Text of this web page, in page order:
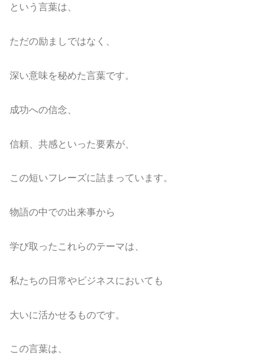
という言葉は、
ただの励ましではなく、
深い意味を秘めた言葉です。
成功への信念、
信頼、共感といった要素が、
この短いフレーズに詰まっています。
物語の中での出来事から
学び取ったこれらのテーマは、
私たちの日常やビジネスにおいても
大いに活かせるものです。
この言葉は、